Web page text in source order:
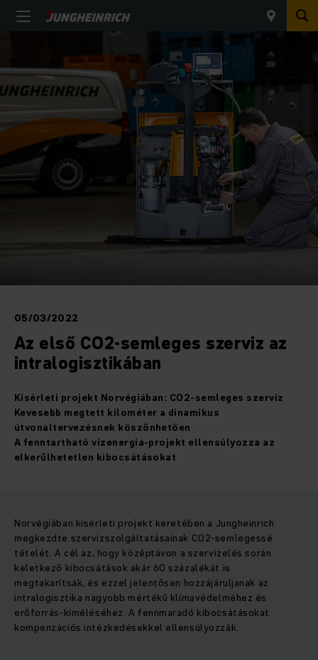
05/03/2022
Az első CO2-semleges szerviz az
intralogisztikában
Kísérleti projekt Norvégiában: CO2-semleges szerviz
Kevesebb megtett kilométer a dinamikus
útvonaltervezésnek köszönhetően
A fenntartható vízenergia-projekt ellensúlyozza az
elkerülhetetlen kibocsátásokat
Norvégiában kísérleti projekt keretében a Jungheinrich
megkezdte szervizszolgáltatásainak CO2-semlegessé
tételét. A cél az, hogy középtávon a szervizelés során
keletkező kibocsátások akár 60 százalékát is
megtakarítsák, és ezzel jelentősen hozzájáruljanak az
intralogisztika nagyobb mértékű klímavédelméhez és
erőforrás-kíméléséhez. A fennmaradó kibocsátásokat
kompenzációs intézkedésekkel ellensúlyozzák.